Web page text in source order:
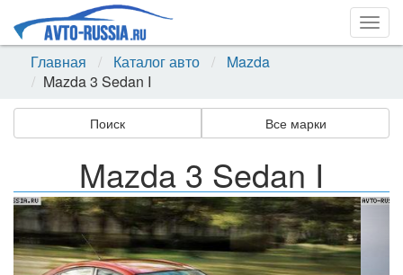
Главная
Каталог авто
Mazda
Mazda 3 Sedan I
Поиск Все марки
Mazda 3 Sedan I
Назад